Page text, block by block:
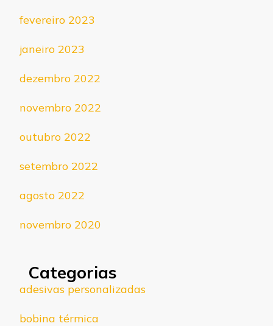
fevereiro 2023
janeiro 2023
dezembro 2022
novembro 2022
outubro 2022
setembro 2022
agosto 2022
novembro 2020
Categorias
adesivas personalizadas
bobina térmica